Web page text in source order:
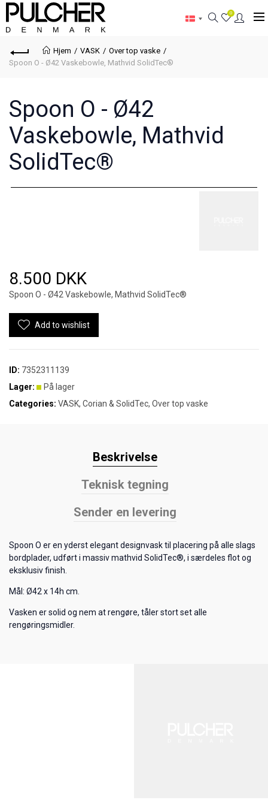
0
Hjem VASK
Over top vaske
Spoon O - Ø42 Vaskebowle, Mathvid SolidTec®
Spoon O - Ø42
Vaskebowle, Mathvid
SolidTec®
8.500 DKK
Spoon O - Ø42 Vaskebowle, Mathvid SolidTec®
Add to wishlist
ID: 7352311139
Lager:
På lager
Categories: VASK, Corian & SolidTec, Over top vaske
Beskrivelse
Teknisk tegning
Sender en levering
Spoon O er en yderst elegant designvask til placering på alle slags
bordplader, udført i massiv mathvid SolidTec®, i særdeles flot og
eksklusiv finish.
Mål: Ø42 x 14h cm.
Vasken er solid og nem at rengøre, tåler stort set alle
rengøringsmidler.